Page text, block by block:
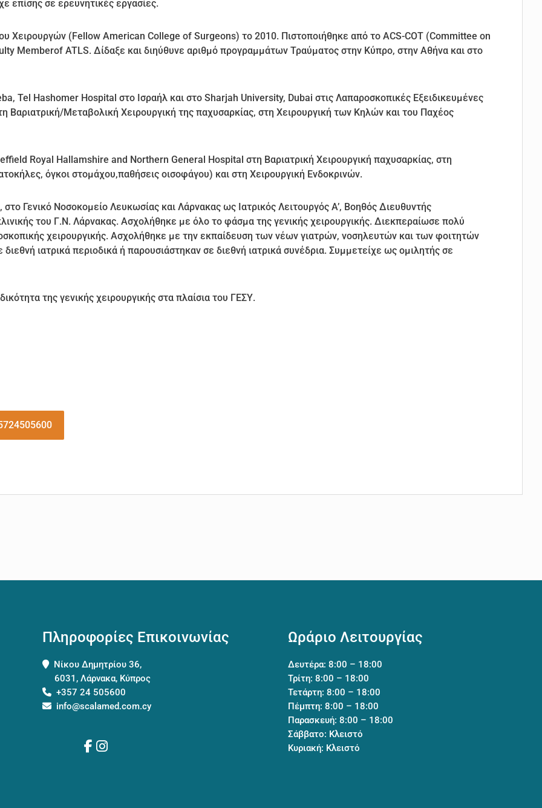
επίσης σε ερευνητικές εργασίες.
Χειρουργών (Fellow American College of Surgeons) το 2010. Πιστοποιήθηκε από το ACS-COT (Committee on
Memberof ATLS. Δίδαξε και διηύθυνε αριθμό προγραμμάτων Τραύματος στην Κύπρο, στην Αθήνα και στο
Tel Hashomer Hospital στο Ισραήλ και στο Sharjah University, Dubai στις Λαπαροσκοπικές Εξειδικευμένες
Μεταβολική Χειρουργική της παχυσαρκίας, στη Χειρουργική των Κηλών και του Παχέος
Royal Hallamshire and Northern General Ηospital στη Βαριατρική Χειρουργική παχυσαρκίας, στη
όγκοι στομάχου,παθήσεις οισοφάγου) και στη Χειρουργική Ενδοκρινών.
Γενικό Νοσοκομείο Λευκωσίας και Λάρνακας ως Ιατρικός Λειτουργός A’, Βοηθός Διευθυντής
του Γ.Ν. Λάρνακας. Ασχολήθηκε με όλο το φάσμα της γενικής χειρουργικής. Διεκπεραίωσε πολύ
χειρουργικής. Ασχολήθηκε με την εκπαίδευση των νέων γιατρών, νοσηλευτών και των φοιτητών
ιατρικά περιοδικά ή παρουσιάστηκαν σε διεθνή ιατρικά συνέδρια. Συμμετείχε ως ομιλητής σε
της γενικής χειρουργικής στα πλαίσια του ΓΕΣΥ.
Πληροφορίες Επικοινωνίας
Νίκου Δημητρίου 36,
6031, Λάρνακα, Κύπρος
+357 24 505600
info@scalamed.com.cy
Ωράριο Λειτουργίας
Δευτέρα: 8:00 – 18:00
Τρίτη: 8:00 – 18:00
Τετάρτη: 8:00 – 18:00
Πέμπτη: 8:00 – 18:00
Παρασκευή: 8:00 – 18:00
Σάββατο: Κλειστό
Κυριακή: Κλειστό